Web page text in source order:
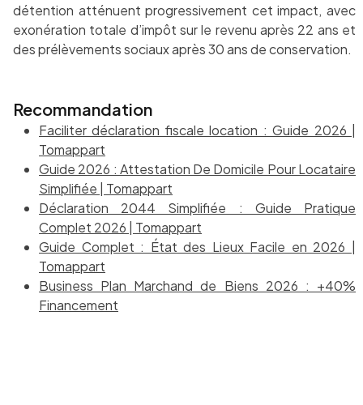
détention atténuent progressivement cet impact, avec
exonération totale d’impôt sur le revenu après 22 ans et
des prélèvements sociaux après 30 ans de conservation.
Recommandation
Faciliter déclaration fiscale location : Guide 2026 |
Tomappart
Guide 2026 : Attestation De Domicile Pour Locataire
Simplifiée | Tomappart
Déclaration 2044 Simplifiée : Guide Pratique
Complet 2026 | Tomappart
Guide Complet : État des Lieux Facile en 2026 |
Tomappart
Business Plan Marchand de Biens 2026 : +40%
Financement